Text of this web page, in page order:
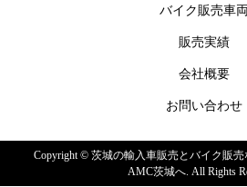
バイク販売車両
販売実績
会社概要
お問い合わせ
Copyright ©茨城の輸入車販売とバイク販
AMC茨城へ. All Rights